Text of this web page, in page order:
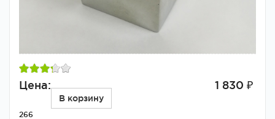
Цена: 1 830 ₽
В корзину
266